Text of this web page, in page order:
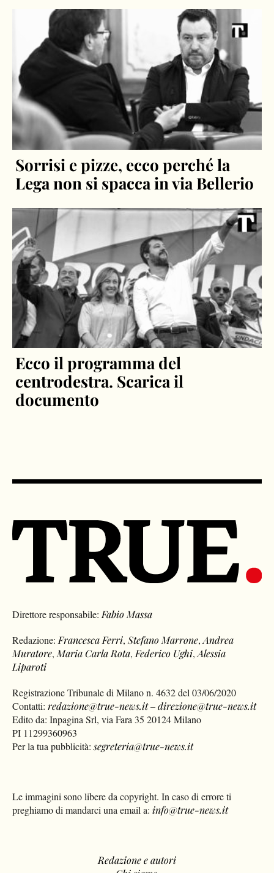
Sorrisi e pizze, ecco perché la
Lega non si spacca in via Bellerio
Ecco il programma del
centrodestra. Scarica il
documento
Direttore responsabile: Fabio Massa
Redazione: Francesca Ferri,Stefano Marrone,Andrea
Muratore, Maria Carla Rota, Federico Ughi,Alessia
Liparoti
Registrazione Tribunale di Milano n. 4632 del 03/06/2020
Contatti:redazione@true-news.it–direzione@true-news.it
Edito da: Inpagina Srl, via Fara 35 20124 Milano
PI 11299360963
Per la tua pubblicità:segreteria@true-news.it
Le immagini sono libere da copyright. In caso di errore ti
preghiamo di mandarci una email a: info@true-news.it
Redazione e autori